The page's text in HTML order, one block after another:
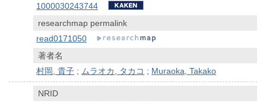
1000030243744
researchmap permalink
read0171050
著者名
村岡, 貴子 ; ムラオカ, タカコ ; Muraoka, Takako
NRID